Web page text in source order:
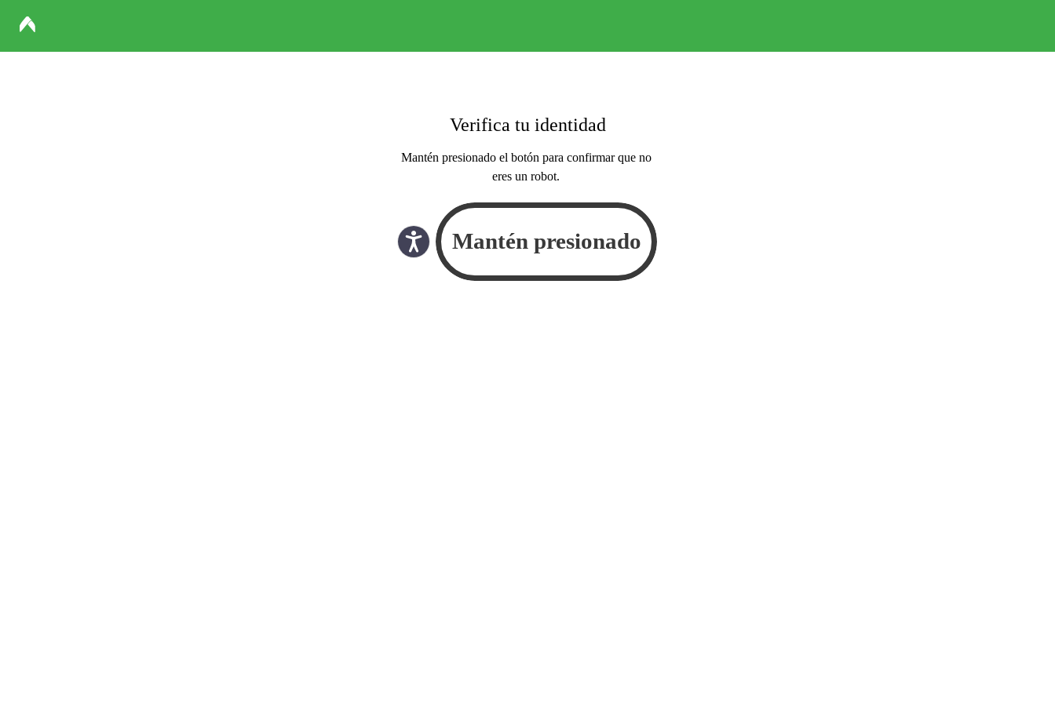
Verifica tu identidad
Mantén presionado el botón para confirmar que no
eres un robot.